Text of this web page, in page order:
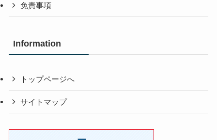
免責事項
Information
トップページへ
サイトマップ